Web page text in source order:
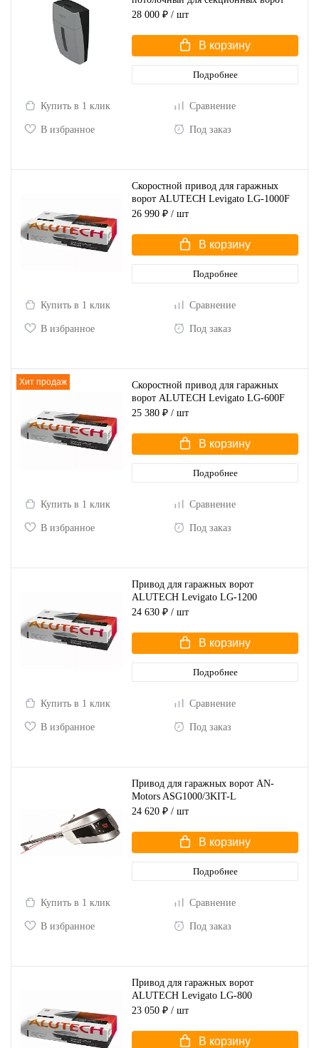
28 000 ₽ / шт
В корзину
Подробнее
Купить в 1 клик Сравнение
В избранное Под заказ
Скоростной привод для гаражных
ворот ALUTECH Levigato LG-1000F
26 990 ₽ / шт
В корзину
Подробнее
Купить в 1 клик Сравнение
В избранное Под заказ
Хит продаж
Скоростной привод для гаражных
ворот ALUTECH Levigato LG-600F
25 380 ₽ / шт
В корзину
Подробнее
Купить в 1 клик Сравнение
В избранное Под заказ
Привод для гаражных ворот
ALUTECH Levigato LG-1200
24 630 ₽ / шт
В корзину
Подробнее
Купить в 1 клик Сравнение
В избранное Под заказ
Привод для гаражных ворот AN-
Motors ASG1000/3KIT-L
24 620 ₽ / шт
В корзину
Подробнее
Купить в 1 клик Сравнение
В избранное Под заказ
Привод для гаражных ворот
ALUTECH Levigato LG-800
23 050 ₽ / шт
В корзину